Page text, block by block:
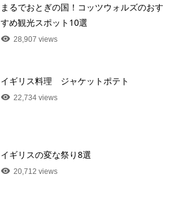
まるでおとぎの国！コッツウォルズのおす
すめ観光スポット10選
28,907 views
イギリス料理 ジャケットポテト
22,734 views
イギリスの変な祭り8選
20,712 views